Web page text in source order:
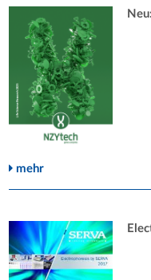
mehr